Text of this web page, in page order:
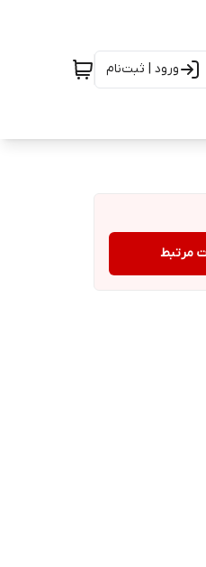
ورود | ثبت‌نام
مرتبط